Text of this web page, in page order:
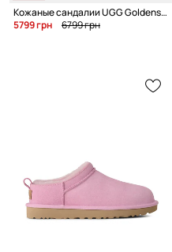
Кожаные сандалии UGG Goldenstar Villa
5799 грн
6799 грн